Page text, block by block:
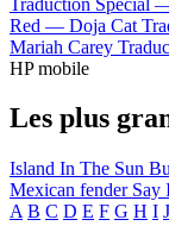
Red — Doja Cat
Mariah Carey
HP mobile
Les plus
Island In The Sun
Mexican fender Say
A B C D E F G H I J